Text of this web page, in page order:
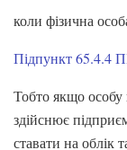
коли фізична
Підпункт 65.4.4
Тобто якщо особу
здійснює
ставати на облік